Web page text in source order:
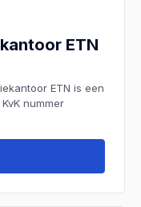
ETN
ETN is een
nummer